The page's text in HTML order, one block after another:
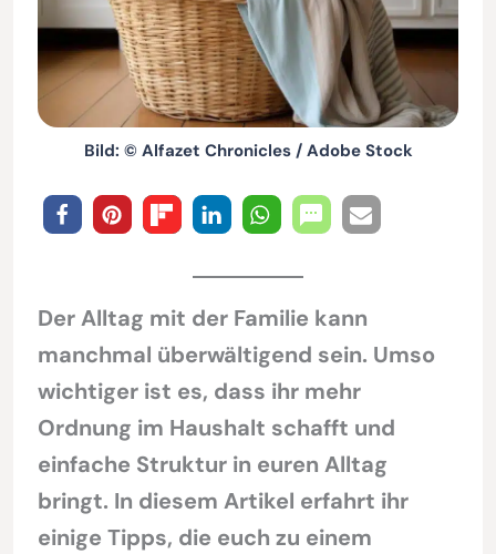
Bild: © Alfazet Chronicles / Adobe Stock
Der Alltag mit der Familie kann
manchmal überwältigend sein. Umso
wichtiger ist es, dass ihr mehr
Ordnung im Haushalt schafft und
einfache Struktur in euren Alltag
bringt. In diesem Artikel erfahrt ihr
einige Tipps, die euch zu einem